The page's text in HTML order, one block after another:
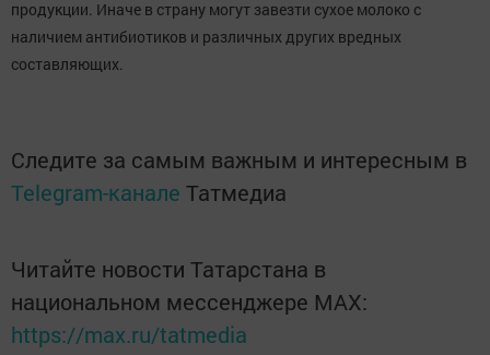
продукции. Иначе в страну могут завезти сухое молоко с
наличием антибиотиков и различных других вредных
составляющих.
Следите за самым важным и интересным в
Telegram-канале Татмедиа
Читайте новости Татарстана в
национальном мессенджере MАХ:
https://max.ru/tatmedia